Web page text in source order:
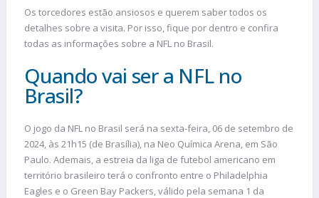
Os torcedores estão ansiosos e querem saber todos os
detalhes sobre a visita. Por isso, fique por dentro e confira
todas as informações sobre a NFL no Brasil.
Quando vai ser a NFL no
Brasil?
O jogo da NFL no Brasil será na sexta-feira, 06 de setembro de
2024, às 21h15 (de Brasília), na Neo Química Arena, em São
Paulo. Ademais, a estreia da liga de futebol americano em
território brasileiro terá o confronto entre o Philadelphia
Eagles e o Green Bay Packers, válido pela semana 1 da